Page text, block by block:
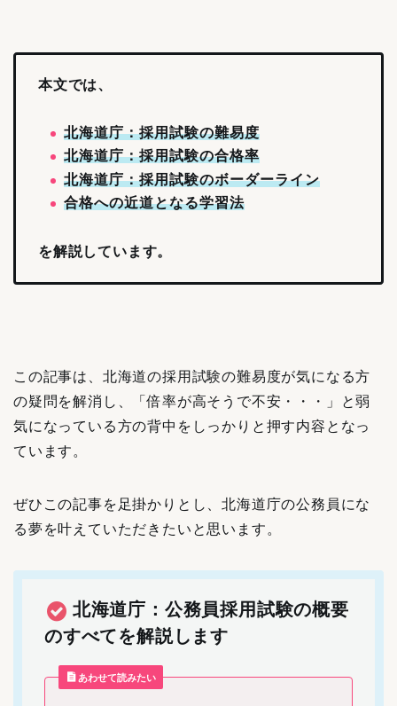
本文では、
北海道庁：採用試験の難易度
北海道庁：採用試験の合格率
北海道庁：採用試験のボーダーライン
合格への近道となる学習法
を解説しています。
この記事は、北海道の採用試験の難易度が気になる方
の疑問を解消し、「倍率が高そうで不安・・・」と弱
気になっている方の背中をしっかりと押す内容となっ
ています。
ぜひこの記事を足掛かりとし、北海道庁の公務員にな
る夢を叶えていただきたいと思います。
北海道庁：公務員採用試験の概要
のすべてを解説します
あわせて読みたい